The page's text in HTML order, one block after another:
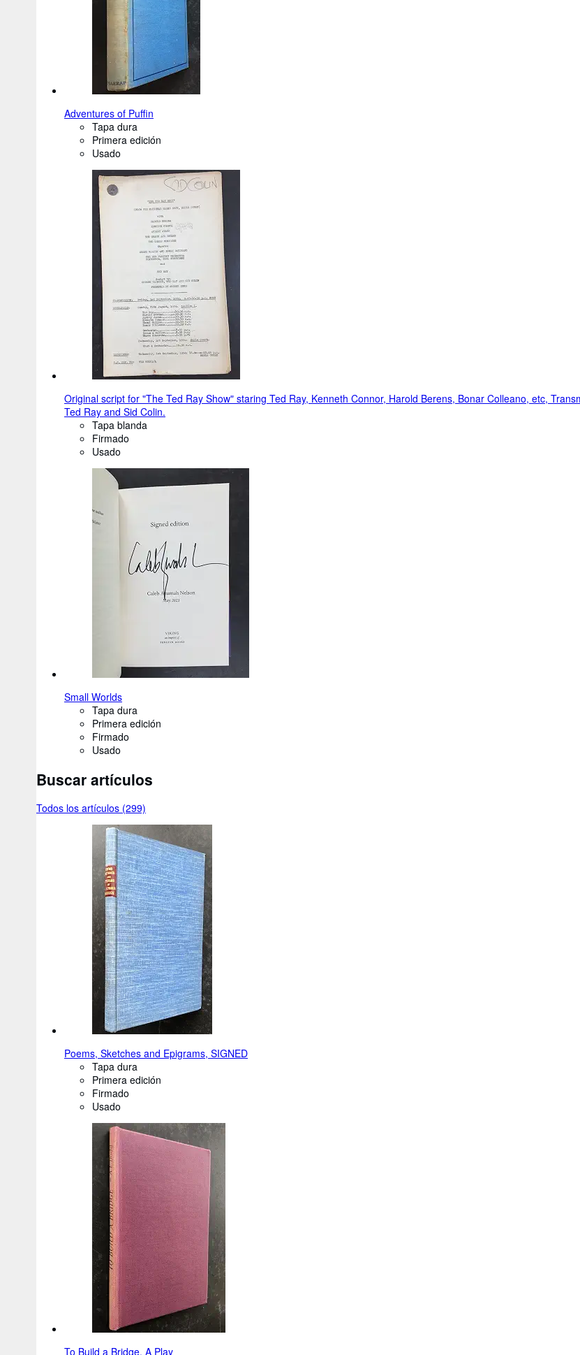
Adventures of Puffin
Tapa dura
Primera edición
Usado
Original script for "The Ted Ray Show" staring Ted Ray, Kenneth Connor, Harold Berens, Bonar Colleano, etc,
Ted Ray and Sid Colin.
Tapa blanda
Firmado
Usado
Small Worlds
Tapa dura
Primera edición
Firmado
Usado
Buscar artículos
Todos los artículos (299)
Poems, Sketches and Epigrams, SIGNED
Tapa dura
Primera edición
Firmado
Usado
To Build a Bridge, A Play